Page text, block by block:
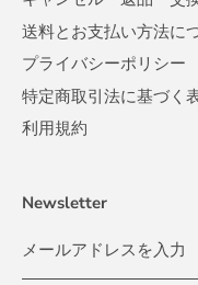
送料とお支払い方法に
プライバシーポリシー
特定商取引法に基づく
利用規約
Newsletter